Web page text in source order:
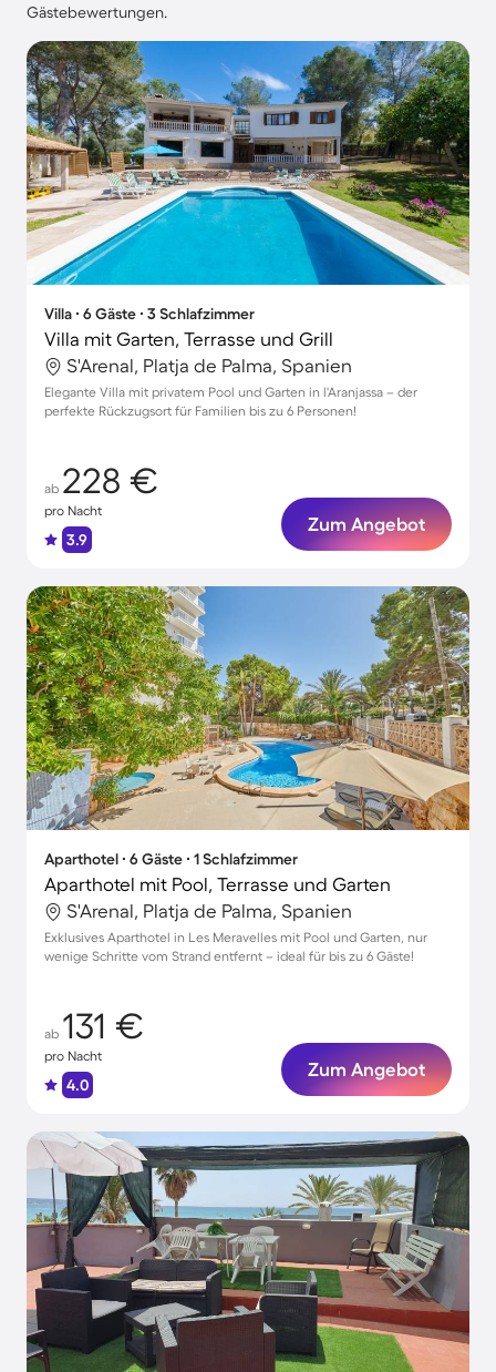
Gästebewertungen.
Villa ∙ 6 Gäste ∙ 3 Schlafzimmer
Villa mit Garten, Terrasse und Grill
S'Arenal, Platja de Palma, Spanien
Elegante Villa mit privatem Pool und Garten in l'Aranjassa – der
perfekte Rückzugsort für Familien bis zu 6 Personen!
ab 228 €
pro Nacht
3.9
Zum Angebot
Aparthotel ∙ 6 Gäste ∙ 1 Schlafzimmer
Aparthotel mit Pool, Terrasse und Garten
S'Arenal, Platja de Palma, Spanien
Exklusives Aparthotel in Les Meravelles mit Pool und Garten, nur
wenige Schritte vom Strand entfernt – ideal für bis zu 6 Gäste!
ab 131 €
pro Nacht
4.0
Zum Angebot